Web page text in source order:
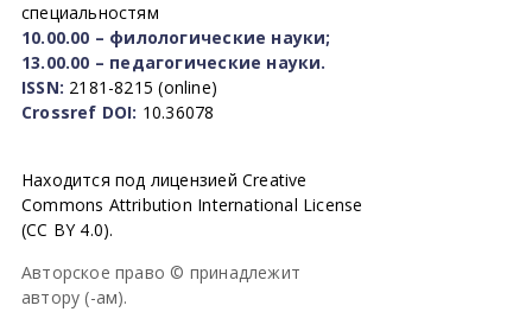
специальностям
10.00.00 – филологические науки;
13.00.00 – педагогические науки.
ISSN: 2181-8215 (online)
Crossref DOI: 10.36078
Находится под лицензией Creative
Commons Attribution International License
(CC BY 4.0).
Авторское право © принадлежит
автору (-ам).